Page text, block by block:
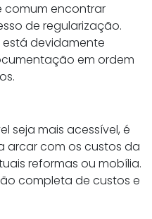
comum encontrar
de regularização.
devidamente
em ordem
seja mais acessível, é
arcar com os custos da
reformas ou mobília.
completa de custos e